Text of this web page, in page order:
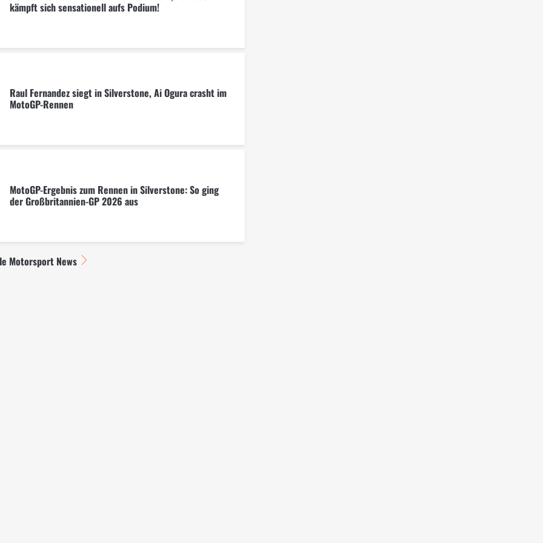
kämpft sich sensationell aufs Podium!
Raul Fernandez siegt in Silverstone, Ai Ogura crasht im
MotoGP-Rennen
MotoGP-Ergebnis zum Rennen in Silverstone: So ging
der Großbritannien-GP 2026 aus
Motorsport News